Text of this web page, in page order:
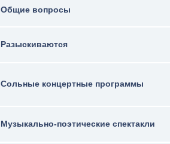
Общие вопросы
Разыскиваются
Сольные концертные программы
Музыкально-поэтические спектакли